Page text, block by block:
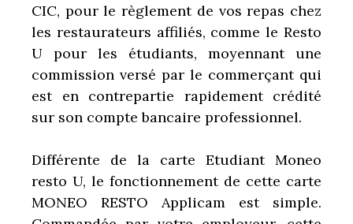
CIC, pour le règlement de vos repas chez
les restaurateurs affiliés, comme le Resto
U pour les étudiants, moyennant une
commission versé par le commerçant qui
est en contrepartie rapidement crédité
sur son compte bancaire professionnel.
Différente de la carte Etudiant Moneo
resto U, le fonctionnement de cette carte
MONEO RESTO Applicam est simple.